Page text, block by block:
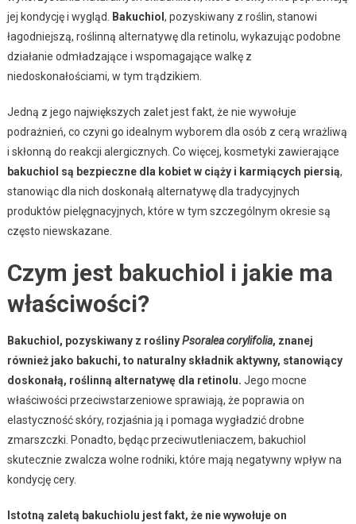
jej kondycję i wygląd.
Bakuchiol , pozyskiwany z roślin, stanowi
łagodniejszą, roślinną alternatywę dla retinolu, wykazując podobne
działanie odmładzające i wspomagające walkę z
niedoskonałościami, w tym trądzikiem.
Jedną z jego największych zalet jest fakt, że nie wywołuje
podrażnień, co czyni go idealnym wyborem dla osób z cerą wrażliwą
i skłonną do reakcji alergicznych. Co więcej, kosmetyki zawierające
bakuchiol są bezpieczne dla kobiet w ciąży i karmiących piersią,
stanowiąc dla nich doskonałą alternatywę dla tradycyjnych
produktów pielęgnacyjnych, które w tym szczególnym okresie są
często niewskazane.
Czym jest bakuchiol i jakie ma
właściwości?
Bakuchiol, pozyskiwany z roślinyPsoralea corylifolia, znanej
również jako bakuchi, to naturalny składnik aktywny, stanowiący
doskonałą, roślinną alternatywę dla retinolu. Jego mocne
właściwości przeciwstarzeniowe sprawiają, że poprawia on
elastyczność skóry, rozjaśnia ją i pomaga wygładzić drobne
zmarszczki. Ponadto, będąc przeciwutleniaczem, bakuchiol
skutecznie zwalcza wolne rodniki, które mają negatywny wpływ na
kondycję cery.
Istotną zaletą bakuchiolu jest fakt, że nie wywołuje on